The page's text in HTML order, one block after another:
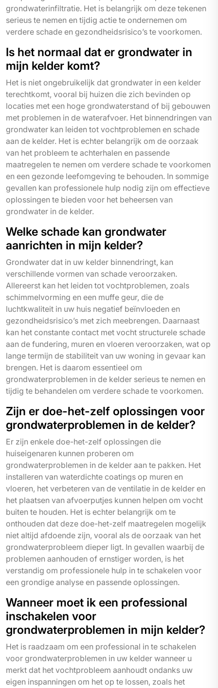
grondwaterinfiltratie. Het is belangrijk om deze tekenen
serieus te nemen en tijdig actie te ondernemen om
verdere schade en gezondheidsrisico’s te voorkomen.
Is het normaal dat er grondwater in
mijn kelder komt?
Het is niet ongebruikelijk dat grondwater in een kelder
terechtkomt, vooral bij huizen die zich bevinden op
locaties met een hoge grondwaterstand of bij gebouwen
met problemen in de waterafvoer. Het binnendringen van
grondwater kan leiden tot vochtproblemen en schade
aan de kelder. Het is echter belangrijk om de oorzaak
van het probleem te achterhalen en passende
maatregelen te nemen om verdere schade te voorkomen
en een gezonde leefomgeving te behouden. In sommige
gevallen kan professionele hulp nodig zijn om effectieve
oplossingen te bieden voor het beheersen van
grondwater in de kelder.
Welke schade kan grondwater
aanrichten in mijn kelder?
Grondwater dat in uw kelder binnendringt, kan
verschillende vormen van schade veroorzaken.
Allereerst kan het leiden tot vochtproblemen, zoals
schimmelvorming en een muffe geur, die de
luchtkwaliteit in uw huis negatief beïnvloeden en
gezondheidsrisico’s met zich meebrengen. Daarnaast
kan het constante contact met vocht structurele schade
aan de fundering, muren en vloeren veroorzaken, wat op
lange termijn de stabiliteit van uw woning in gevaar kan
brengen. Het is daarom essentieel om
grondwaterproblemen in de kelder serieus te nemen en
tijdig te behandelen om verdere schade te voorkomen.
Zijn er doe-het-zelf oplossingen voor
grondwaterproblemen in de kelder?
Er zijn enkele doe-het-zelf oplossingen die
huiseigenaren kunnen proberen om
grondwaterproblemen in de kelder aan te pakken. Het
installeren van waterdichte coatings op muren en
vloeren, het verbeteren van de ventilatie in de kelder en
het plaatsen van afvoerputjes kunnen helpen om vocht
buiten te houden. Het is echter belangrijk om te
onthouden dat deze doe-het-zelf maatregelen mogelijk
niet altijd afdoende zijn, vooral als de oorzaak van het
grondwaterprobleem dieper ligt. In gevallen waarbij de
problemen aanhouden of ernstiger worden, is het
verstandig om professionele hulp in te schakelen voor
een grondige analyse en passende oplossingen.
Wanneer moet ik een professional
inschakelen voor
grondwaterproblemen in mijn kelder?
Het is raadzaam om een professional in te schakelen
voor grondwaterproblemen in uw kelder wanneer u
merkt dat het vochtprobleem aanhoudt ondanks uw
eigen inspanningen om het op te lossen, zoals het